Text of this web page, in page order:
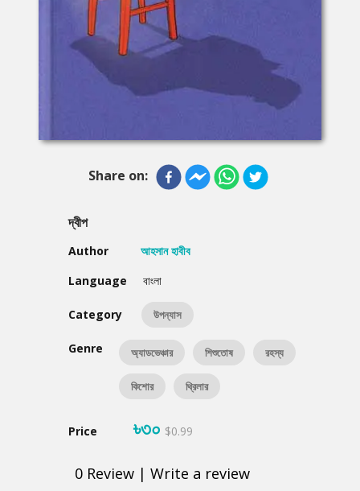
Share on:
দ্বীপ
Author
আহসান হাবীব
Language
বাংলা
Category উপন্যাস
Genre অ্যাডভেঞ্চার শিশুতোষ রহস্য
কিশোর থ্রিলার
Price ৳৩০ $0.99
0 Review | Write a review